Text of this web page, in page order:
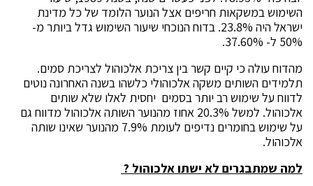
השימוש במשקאות חריפים אצל הנוער הלומד של כל מדינת
ישראל היה 23.8%. בדוח הנוכחי שיעור השימוש גדל ביותר מ-
50% ל- 37.60%.
מהדוח עולה כי קיים קשר בין צריכת אלכוהול לצריכת סמים.
תלמידים השותים משקה אלכוהולי כלשהו בשנה האחרונה נוטים
לדווח על שימוש רב יותר בסמים יחסית לאלו שלא שותים
אלכוהול. למשל 20.3% אחוז מהנוער השותה אלכוהול מדווח גם
על שימוש בחומרים נדיפים לעומת 7.9% מהנוער שאינו שותה
אלכוהול.
למה שמתבגרים לא ישתו אלכוהול ?